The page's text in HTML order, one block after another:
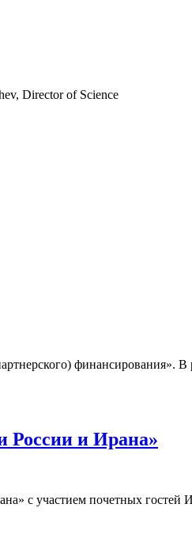
Director of Science
финансирования».
России и Ирана»
с участием почетных гостей